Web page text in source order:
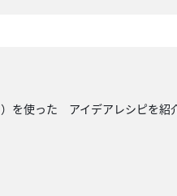
を使った アイデアレシピを